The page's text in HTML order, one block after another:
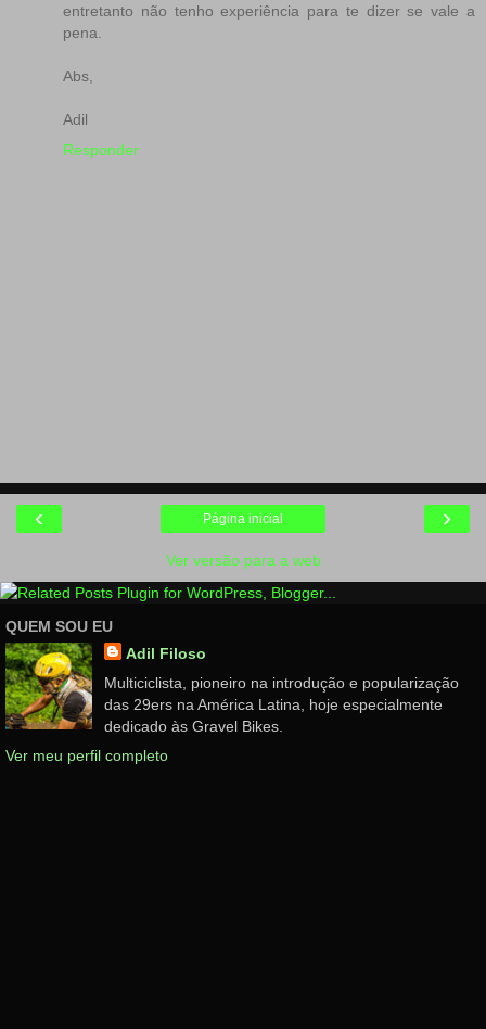
entretanto não tenho experiência para te dizer se vale a
pena.
Abs,
Adil
Responder
‹ ›
Página inicial
Ver versão para a web
QUEM SOU EU
Adil Filoso
Multiciclista, pioneiro na introdução e popularização
das 29ers na América Latina, hoje especialmente
dedicado às Gravel Bikes.
Ver meu perfil completo